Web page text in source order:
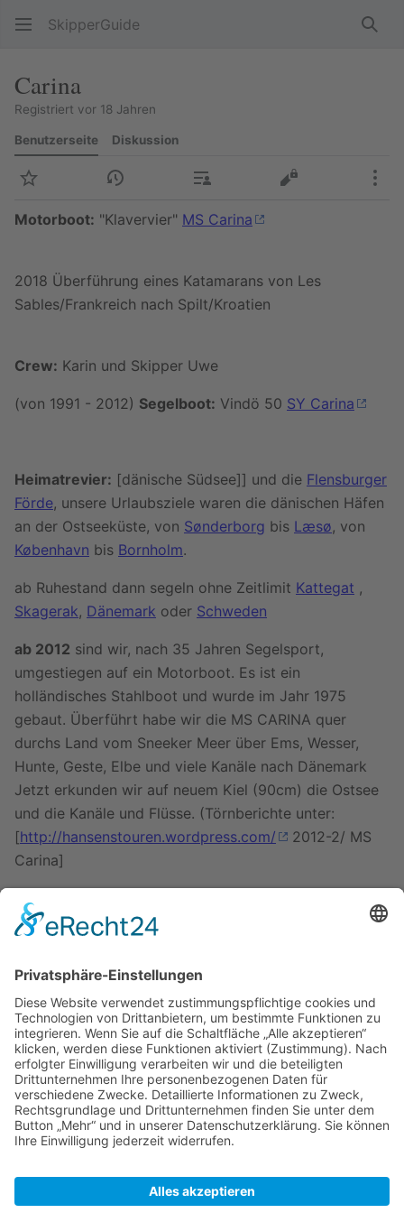
SkipperGuide
Carina
Registriert vor 18 Jahren
Benutzerseite Diskussion
Beobachten Versionsgeschichte
Beiträge Quelltext
Motorboot: "Klavervier" MS Carina
2018 Überführung eines Katamarans von Les
Sables/Frankreich nach Spilt/Kroatien
Crew: Karin und Skipper Uwe
(von 1991 - 2012) Segelboot: Vindö 50 SY Carina
Heimatrevier: [dänische Südsee]] und die Flensburger
Förde, unsere Urlaubsziele waren die dänischen Häfen
an der Ostseeküste, von Sønderborg bis Læsø, von
København bis Bornholm.
ab Ruhestand dann segeln ohne Zeitlimit Kattegat ,
Skagerak, Dänemark oder Schweden
ab 2012 sind wir, nach 35 Jahren Segelsport,
umgestiegen auf ein Motorboot. Es ist ein
holländisches Stahlboot und wurde im Jahr 1975
gebaut. Überführt habe wir die MS CARINA quer
durchs Land vom Sneeker Meer über Ems, Wesser,
Hunte, Geste, Elbe und viele Kanäle nach Dänemark
Jetzt erkunden wir auf neuem Kiel (90cm) die Ostsee
und die Kanäle und Flüsse. (Törnberichte unter:
[http://hansenstouren.wordpress.com/
2012-2/ MS
Carina]
ab 2016haben wir unsere Winterlager nach
Mein zweites Hobby, neben dem Wassersport, ist die
Fotografie.
Viele maritime Fotos befinden sich auf der Homepage
vonSY Carina ,MS Carina oder aufSegeln und
Meer
Zuletzt bearbeitet vor 8 Jahren